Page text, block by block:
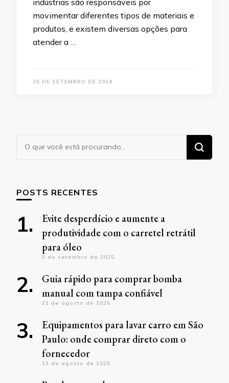
indústrias são responsáveis por
movimentar diferentes tipos de materiais e
produtos, e existem diversas opções para
atender a …
25 DE SETEMBRO DE 2024
Procurando
algo?
POSTS RECENTES
Evite desperdício e aumente a
produtividade com o carretel retrátil
para óleo
5 de setembro de 2025
Guia rápido para comprar bomba
manual com tampa confiável
21 de agosto de 2025
Equipamentos para lavar carro em São
Paulo: onde comprar direto com o
fornecedor
13 de agosto de 2025